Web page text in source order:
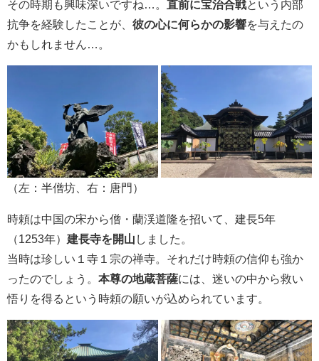
その時期も興味深いですね…。 直前に宝治合戦という内部
抗争を経験したことが、 彼の心に何らかの影響を与えたの
かもしれません…。
（左：半僧坊、右：唐門）
時頼は中国の宋から僧・蘭渓道隆を招いて、建長5年
（1253年） 建長寺を開山 しました。
当時は珍しい１寺１宗の禅寺。それだけ時頼の信仰も強か
ったのでしょう。 本尊の地蔵菩薩には、迷いの中から救い
悟りを得るという時頼の願いが込められています。